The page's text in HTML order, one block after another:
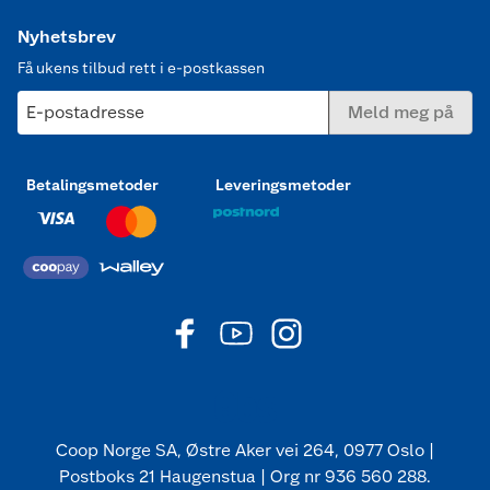
Nyhetsbrev
Få ukens tilbud rett i e-postkassen
E-postadresse Meld meg på
Betalingsmetoder Leveringsmetoder
Coop Norge SA, Østre Aker vei 264, 0977 Oslo |
Postboks 21 Haugenstua | Org nr 936 560 288.